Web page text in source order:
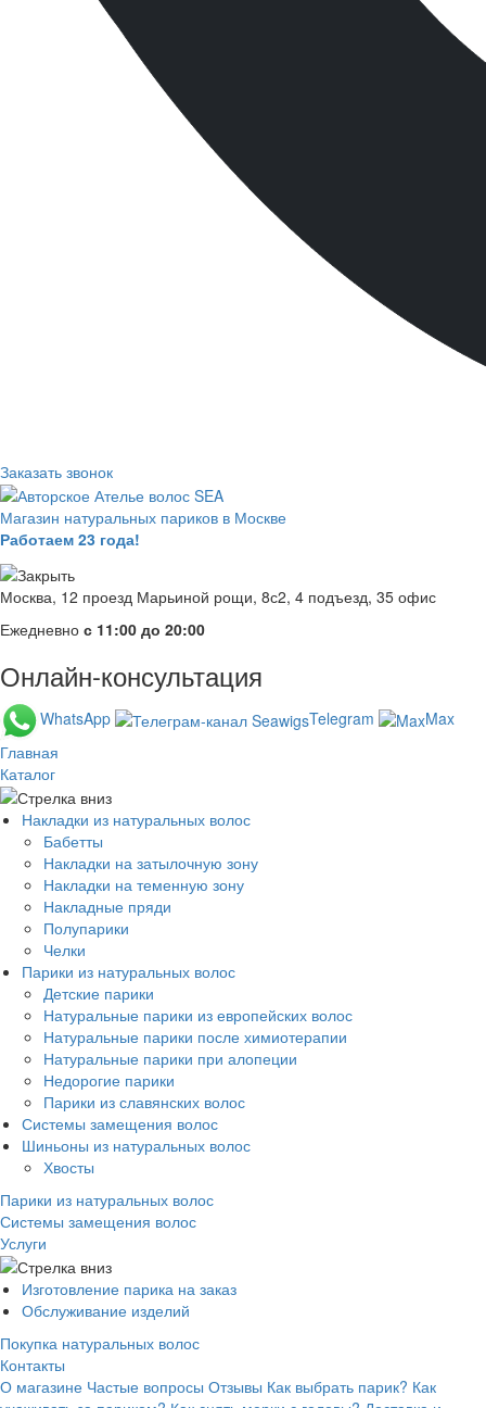
Заказать звонок
Магазин натуральных париков в Москве
Работаем 23 года!
Москва, 12 проезд Марьиной рощи, 8с2, 4 подъезд, 35 офис
Ежедневно с 11:00 до 20:00
Онлайн-консультация
WhatsApp Telegram
Max
Главная
Каталог
Накладки из натуральных волос
Бабетты
Накладки на затылочную зону
Накладки на теменную зону
Накладные пряди
Полупарики
Челки
Парики из натуральных волос
Детские парики
Натуральные парики из европейских волос
Натуральные парики после химиотерапии
Натуральные парики при алопеции
Недорогие парики
Парики из славянских волос
Системы замещения волос
Шиньоны из натуральных волос
Хвосты
Парики из натуральных волос
Системы замещения волос
Услуги
Изготовление парика на заказ
Обслуживание изделий
Покупка натуральных волос
Контакты
О магазине Частые вопросы Отзывы Как выбрать парик? Как